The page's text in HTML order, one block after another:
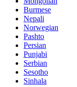
Burmese
Nepali
Norwegian
Pashto
Persian
Punjabi
Serbian
Sesotho
Sinhala